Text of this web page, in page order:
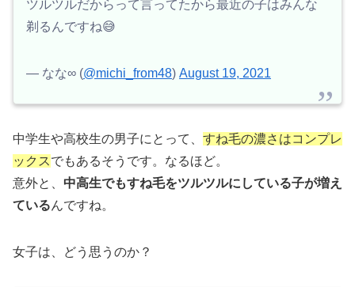
ツルツルだからって言ってたから最近の子はみんな
剃るんですね😅
— なな∞ (@michi_from48) August 19, 2021
中学生や高校生の男子にとって、 すね毛の濃さはコンプレ
ックスでもあるそうです。なるほど。
意外と、 中高生でもすね毛をツルツルにしている子が増え
ているんですね。
女子は、どう思うのか？